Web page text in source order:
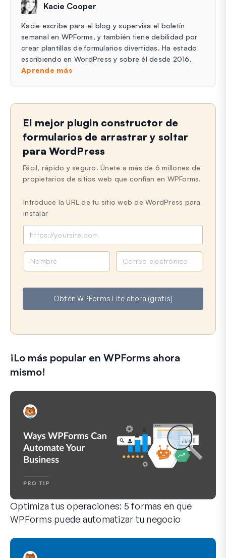
Kacie Cooper
Kacie escribe para el blog y supervisa el boletín
semanal en WPForms, y también tiene debilidad por
crear plantillas de formularios divertidas. Ha estado
escribiendo en WordPress y sobre él desde 2016.
Aprende más
El mejor plugin constructor de
formularios de arrastrar y soltar
para WordPress
Fácil, rápido y seguro. Únete a más de 6 millones de
propietarios de sitios web que confían en WPForms.
Introduce la URL de tu sitio web de WordPress para
instalar
b
e
r
e
o
l
c
ó
Obtén WPForms Lite ahora (gratis)
¡Lo más popular en WPForms ahora
mismo!
Optimiza tus operaciones: 5 formas en que
WPForms puede automatizar tu negocio